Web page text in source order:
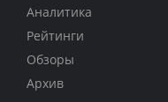
Аналитика
Рейтинги
Обзоры
Архив